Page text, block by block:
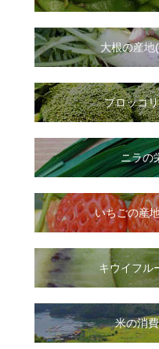
大根の産地
ブロッコ
ニラの
いちごの産
キウイフル
米の消